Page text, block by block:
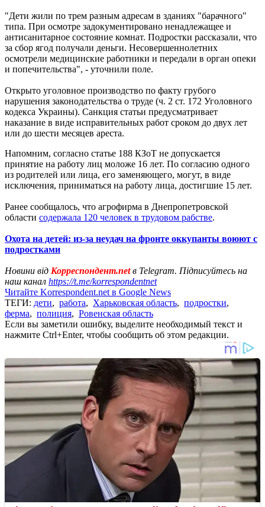
"Дети жили по трем разным адресам в зданиях "барачного"
типа. При осмотре задокументировано ненадлежащее и
антисанитарное состояние комнат. Подростки рассказали, что
за сбор ягод получали деньги. Несовершеннолетних
осмотрели медицинские работники и передали в орган опеки
и попечительства", - уточнили поле.
Открыто уголовное производство по факту грубого
нарушения законодательства о труде (ч. 2 ст. 172 Уголовного
кодекса Украины). Санкция статьи предусматривает
наказание в виде исправительных работ сроком до двух лет
или до шести месяцев ареста.
Напомним, согласно статье 188 КЗоТ не допускается
принятие на работу лиц моложе 16 лет. По согласию одного
из родителей или лица, его заменяющего, могут, в виде
исключения, приниматься на работу лица, достигшие 15 лет.
Ранее сообщалось, что агрофирма в Днепропетровской
области содержала 120 человек в трудовом рабстве.
Охота на детей: из-за неудач на фронте оккупанты воюют с
подростками
Новини від Корреспондент.netв Telegram. Підписуйтесь на
наш канал https://t.me/korrespondentnet
Читайте Korrespondent.net в Google News
ТЕГИ: дети, работа, Харьковская область, подростки,
ферма, полиция, Ровенская область
Если вы заметили ошибку, выделите необходимый текст и
нажмите Ctrl+Enter, чтобы сообщить об этом редакции.